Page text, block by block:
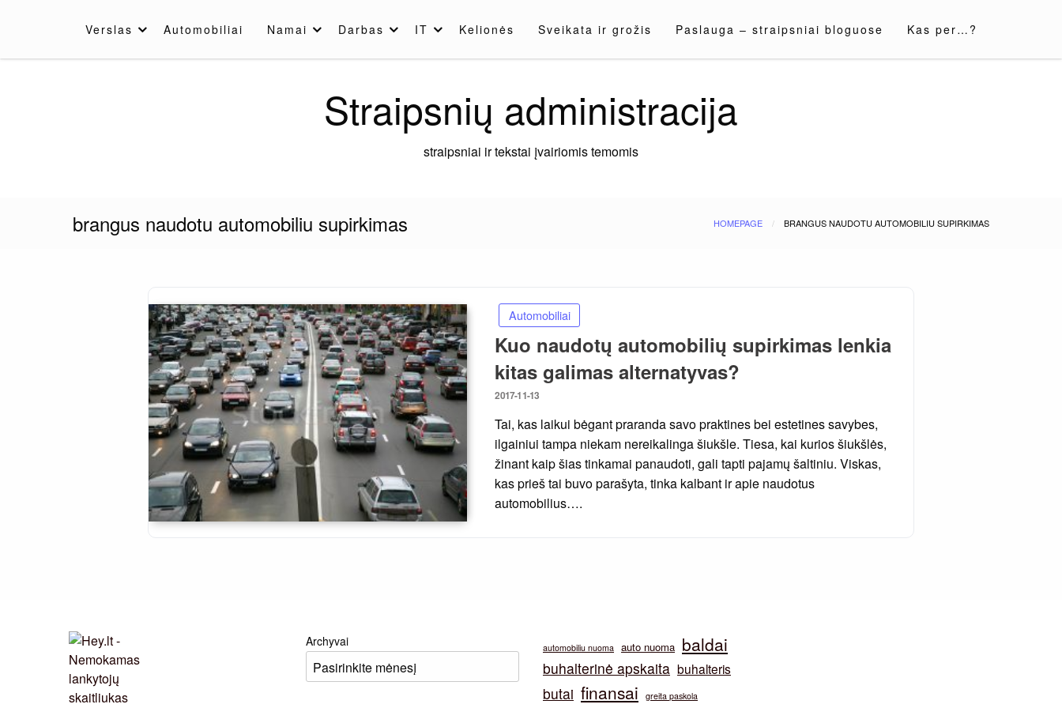
Verslas Automobiliai Namai Darbas IT Kelionės Sveikata ir grožis Paslauga – straipsniai bloguose Kas per…?
Straipsnių administracija
straipsniai ir tekstai įvairiomis temomis
brangus naudotu automobiliu supirkimas HOMEPAGE BRANGUS NAUDOTU AUTOMOBILIU SUPIRKIMAS
Automobiliai
Kuo naudotų automobilių supirkimas lenkia
kitas galimas alternatyvas?
Posted
2017-11-13
Tai, kas laikui bėgant praranda savo praktines bei estetines savybes,
ilgainiui tampa niekam nereikalinga šiukšle. Tiesa, kai kurios šiukšlės,
žinant kaip šias tinkamai panaudoti, gali tapti pajamų šaltiniu. Viskas,
kas prieš tai buvo parašyta, tinka kalbant ir apie naudotus
automobilius….
Archyvai automobiliu nuoma auto nuoma baldai
buhalterinė apskaita buhalteris
butai finansai greita paskola